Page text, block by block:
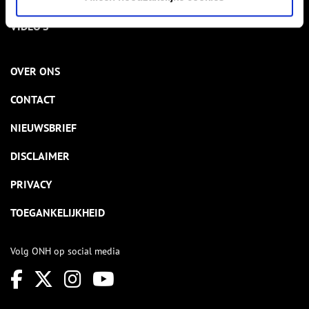
VIDEO’S
OVER ONS
CONTACT
NIEUWSBRIEF
DISCLAIMER
PRIVACY
TOEGANKELIJKHEID
Volg ONH op social media